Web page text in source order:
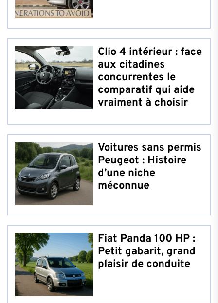
Clio 4 intérieur : face
aux citadines
concurrentes le
comparatif qui aide
vraiment à choisir
Voitures sans permis
Peugeot : Histoire
d’une niche
méconnue
Fiat Panda 100 HP :
Petit gabarit, grand
plaisir de conduite